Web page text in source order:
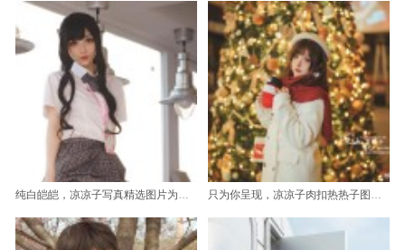
纯白皑皑，凉凉子写真精选图片为你打Call 只为你呈现，凉凉子肉扣热热子图包免费分享